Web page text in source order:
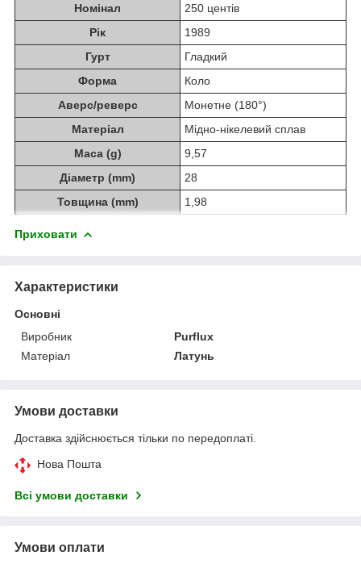
Номінал
250 центів
Рік
1989
Гурт
Гладкий
Форма
Коло
Аверс/реверс
Монетне (180°)
Матеріал
Мідно-нікелевий сплав
Маса (g)
9,57
Діаметр (mm)
28
Товщина (mm)
1,98
Приховати
Характеристики
Основні
Виробник
Purflux
Матеріал
Латунь
Умови доставки
Доставка здійснюється тільки по передоплаті.
Нова Пошта
Всі умови доставки
Умови оплати